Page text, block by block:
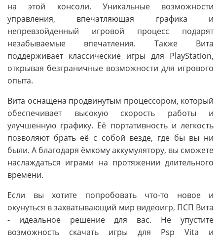
на этой консоли. Уникальные возможности
управления, впечатляющая графика и
непревзойденный игровой процесс подарят
незабываемые впечатления. Также Вита
поддерживает классические игры для PlayStation,
открывая безграничные возможности для игрового
опыта.
Вита оснащена продвинутым процессором, который
обеспечивает высокую скорость работы и
улучшенную графику. Её портативность и легкость
позволяют брать её с собой везде, где бы вы ни
были. А благодаря ёмкому аккумулятору, вы сможете
наслаждаться играми на протяжении длительного
времени.
Если вы хотите попробовать что-то новое и
окунуться в захватывающий мир видеоигр, ПСП Вита
- идеальное решение для вас. Не упустите
возможность скачать игры для Psp Vita и